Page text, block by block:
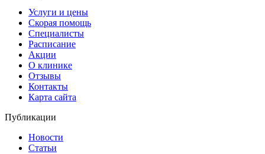
Услуги и цены
Скорая помощь
Специалисты
Расписание
Акции
О клинике
Отзывы
Контакты
Карта сайта
Публикации
Новости
Статьи